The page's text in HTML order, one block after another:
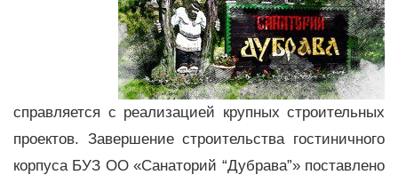
справляется с реализацией крупных строительных
проектов. Завершение строительства гостиничного
корпуса БУЗ ОО «Санаторий “Дубрава”» поставлено